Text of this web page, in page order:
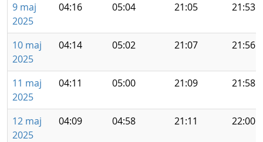
9 maj
2025
04:16 05:04 21:05 21:53
10 maj
2025
04:14 05:02 21:07 21:56
11 maj
2025
04:11 05:00 21:09 21:58
12 maj
2025
04:09 04:58 21:11 22:00